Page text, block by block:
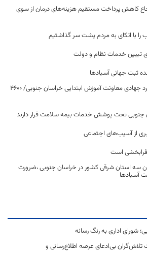
کاهش پرداخت مستقیم هزینه‌های درمان از سوی
با اتکای به مردم پشت سر گذاشتیم
تبیین خدمات نظام و دولت
ثبت جهانی آسبادها
تقدیر مقام عالی وزارت از عملکرد جهادی معاونت آموزش ابتدایی خراسان جنوبی/ ۴۶۰۰
از آسیب‌های اجتماعی
است
سه استان شرقی کشور در خراسان جنوبی ،ضرورت
آسبادها
شورای اداری به رنگ رسانه
بی‌ادعای عرصه اطلاع‌رسانی و